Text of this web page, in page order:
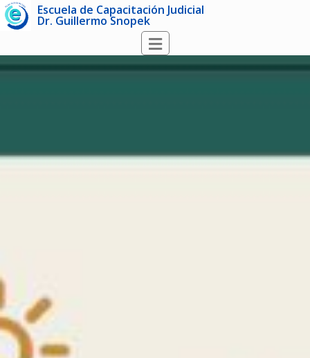
Escuela de Capacitación Judicial
Dr. Guillermo Snopek